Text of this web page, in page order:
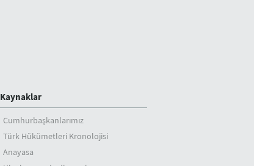
Kaynaklar
Cumhurbaşkanlarımız
Türk Hükümetleri Kronolojisi
Anayasa